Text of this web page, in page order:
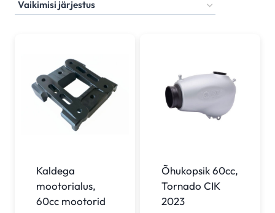
Kaldega
mootorialus,
60cc mootorid
Õhukopsik 60cc,
Tornado CIK
2023